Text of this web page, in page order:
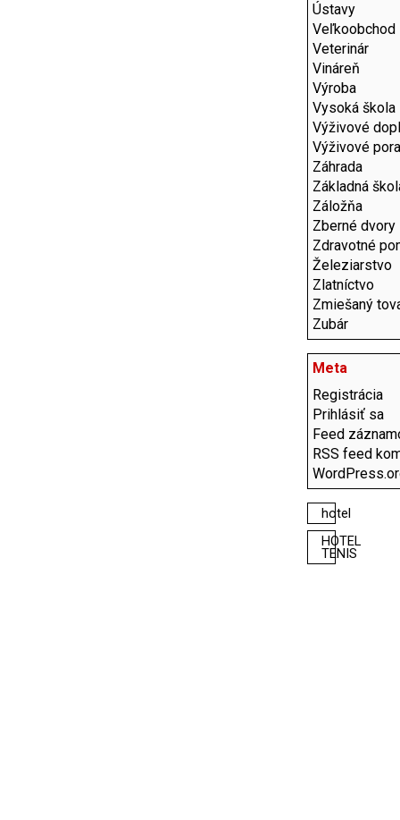
Ústavy
Veľkoobchod
Veterinár
Vináreň
Výroba
Vysoká škola
Výživové
Výživové
Záhrada
Základná
Záložňa
Zberné dvory
Zdravotné
Železiarstvo
Zlatníctvo
Zmiešaný
Zubár
Meta
Registrácia
Prihlásiť sa
Feed
RSS feed
hotel
HOTEL
TENIS